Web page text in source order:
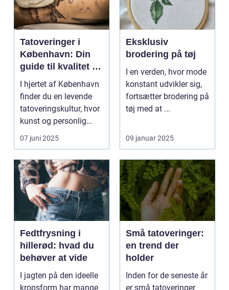
Tatoveringer i
København: Din
guide til kvalitet og
kreativitet
I hjertet af København
finder du en levende
tatoveringskultur, hvor
kunst og personlig
udtryk...
07 juni 2025
Eksklusiv
brodering på tøj
I en verden, hvor mode
konstant udvikler sig,
fortsætter brodering på
tøj med at ...
09 januar 2025
Fedtfrysning i
hillerød: hvad du
behøver at vide
I jagten på den ideelle
kropsform har mange
Små tatoveringer:
en trend der
holder
Inden for de seneste år
er små tatoveringer